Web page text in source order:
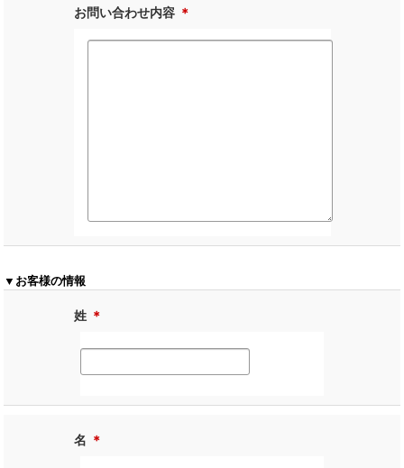
お問い合わせ内容 ＊
▼お客様の情報
姓 ＊
名 ＊